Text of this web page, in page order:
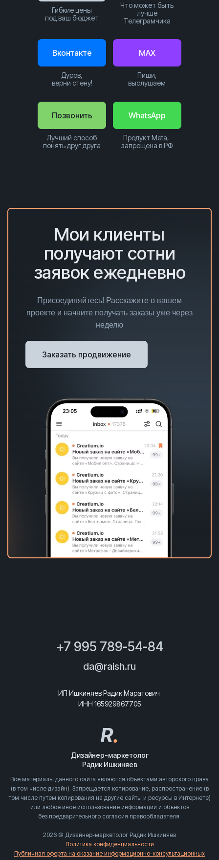
Позвонить
Лучший способ
понять друг друга
WhatsApp
Продукт Meta,
запрещена в РФ
Что может быть
лучше
Телеграмчика
Вконтакте
Дуров,
верни стену!
Гибкие цены
под ваш бюджет
MAX
Пиши,
выслушаем
Мои клиенты
получают сотни
заявок ежедневно
Присоединяйтесь! Расскажите о вашем
проекте и начните получать заказы уже через
неделю
Заказать продвижение
+7 995 789-54-84
da@raish.ru
ИП Ишкиняев Радик Маратович
ИНН 165929867705
R.
Дизайнер-маркетолог
Радик Ишкиняев
Все материалы данного сайта являются объектами авторского права
(в том числе дизайн). Запрещается копирование, распространение (в
том числе путем копирования на другие сайты и ресурсы в Интернете)
или любое иное использование информации и объектов
без предварительного согласия правообладателя.
2026 © Дизайнер-маркетолог Радик Ишкиняев
Политика конфиденциальности
Публичная оферта на оказание информационно-консультационных